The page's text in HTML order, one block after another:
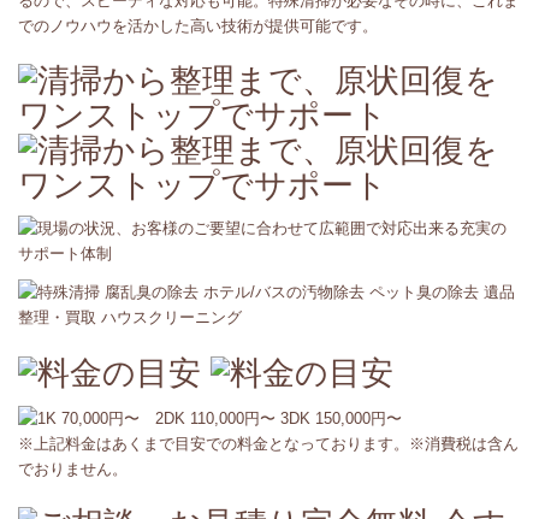
でのノウハウを活かした高い技術が提供可能です。
※上記料金はあくまで目安での料金となっております。※消費税は含ん
でおりません。